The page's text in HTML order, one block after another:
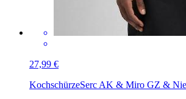
27,99 €
KochschürzeSerc AK & Miro GZ & Nie